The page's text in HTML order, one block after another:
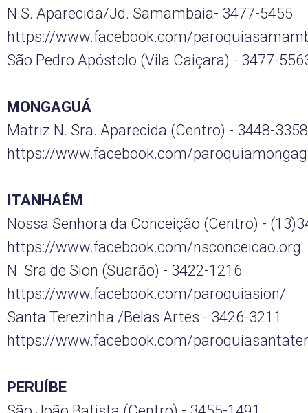
N.S. Aparecida/Jd. Samambaia- 3477-5455
https://www.facebook.com/
São Pedro Apóstolo (Vila Caiçara) - 3477-
MONGAGUÁ
Matriz N. Sra. Aparecida (Centro) - 3448-3358
https://www.facebook.com/
ITANHAÉM
Nossa Senhora da Conceição (Centro) -
https://www.facebook.com/nsconceicao.org
N. Sra de Sion (Suarão) - 3422-1216
https://www.facebook.com/paroquiasion/
Santa Terezinha /Belas Artes - 3426-3211
https://www.facebook.com/
PERUÍBE